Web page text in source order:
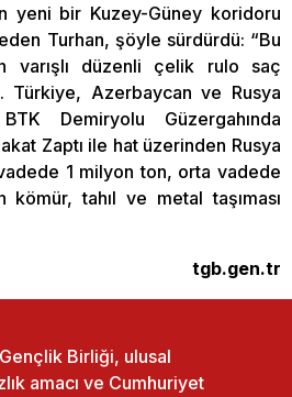
yeni bir Kuzey-Güney koridoru
Turhan, şöyle sürdürdü: “Bu
varışlı düzenli çelik rulo saç
Türkiye, Azerbaycan ve Rusya
Demiryolu Güzergahında
Zaptı ile hat üzerinden Rusya
1 milyon ton, orta vadede
tahıl ve metal taşıması
tgb.gen.tr
Birliği, ulusal
amacı ve Cumhuriyet